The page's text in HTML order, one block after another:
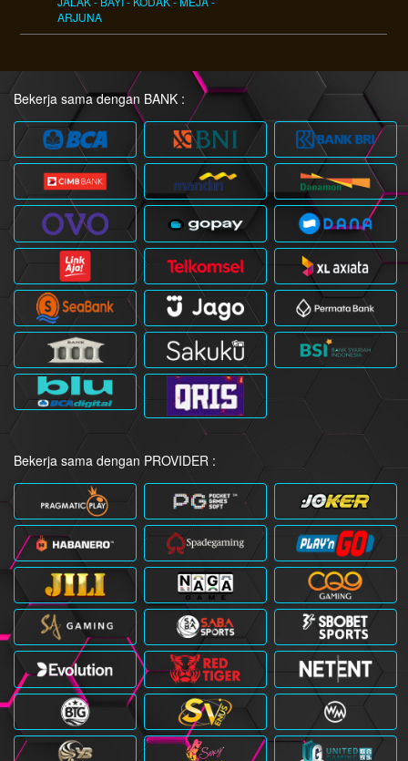
ARJUNA
Bekerja sama dengan BANK :
Bekerja sama dengan PROVIDER :